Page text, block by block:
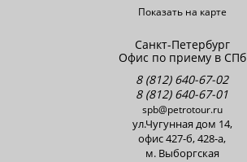
Показать на карте
Санкт-Петербург
Офис по приему в СПб
8 (812) 640-67-02
8 (812) 640-67-01
spb@petrotour.ru
ул.Чугунная дом 14,
офис 427-б, 428-a,
м. Выборгская